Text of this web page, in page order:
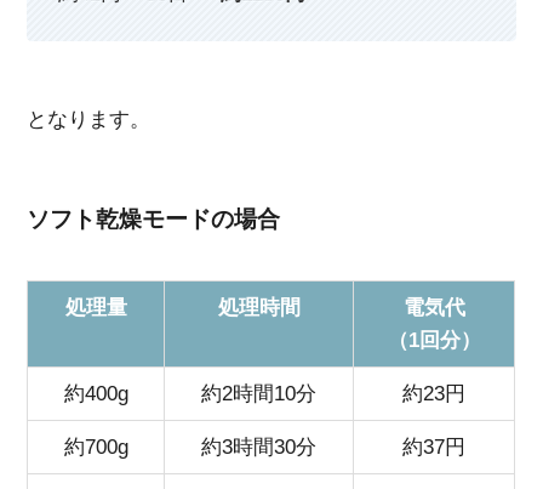
となります。
ソフト乾燥モードの場合
処理量 処理時間
電気代
（1回分）
約400g 約2時間10分 約23円
約700g 約3時間30分 約37円